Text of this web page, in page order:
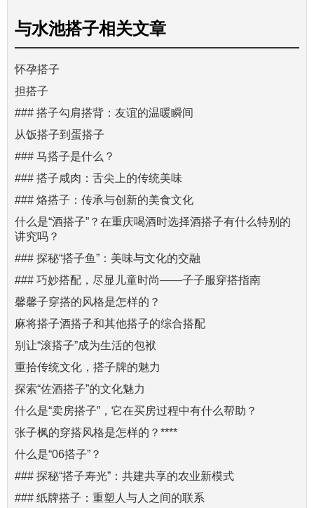
与水池搭子相关文章
怀孕搭子
担搭子
### 搭子勾肩搭背：友谊的温暖瞬间
从饭搭子到蛋搭子
### 马搭子是什么？
### 搭子咸肉：舌尖上的传统美味
### 烙搭子：传承与创新的美食文化
什么是“酒搭子”？在重庆喝酒时选择酒搭子有什么特别的
讲究吗？
### 探秘“搭子鱼”：美味与文化的交融
### 巧妙搭配，尽显儿童时尚——子子服穿搭指南
馨馨子穿搭的风格是怎样的？
麻将搭子酒搭子和其他搭子的综合搭配
别让“滚搭子”成为生活的包袱
重拾传统文化，搭子牌的魅力
探索“佐酒搭子”的文化魅力
什么是“卖房搭子”，它在买房过程中有什么帮助？
张子枫的穿搭风格是怎样的？****
什么是“06搭子”？
### 探秘“搭子寿光”：共建共享的农业新模式
### 纸牌搭子：重塑人与人之间的联系